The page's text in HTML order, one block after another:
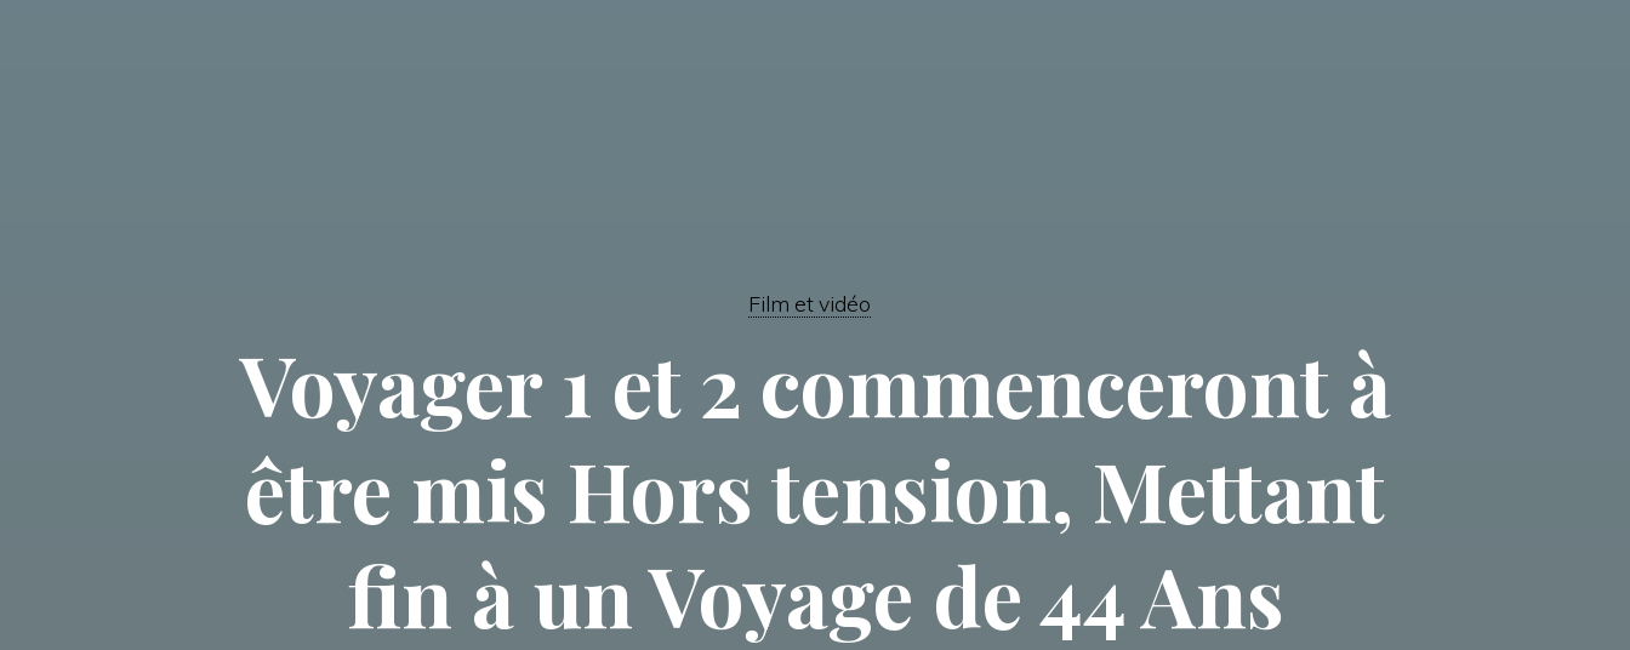
Film et vidéo
Voyager 1 et 2 commenceront à
être mis Hors tension, Mettant
fin à un Voyage de 44 Ans